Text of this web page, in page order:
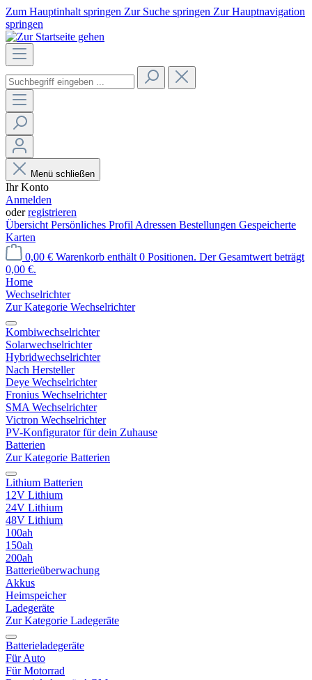
Zum Hauptinhalt springen Zur Suche springen Zur Hauptnavigation
springen
Menü schließen
Ihr Konto
Anmelden
oderregistrieren
Übersicht Persönliches Profil Adressen Bestellungen Gespeicherte
Karten
0,00 € Warenkorb enthält 0 Positionen. Der Gesamtwert beträgt
0,00 €.
Home
Wechselrichter
Zur Kategorie Wechselrichter
Kombiwechselrichter
Solarwechselrichter
Hybridwechselrichter
Nach Hersteller
Deye Wechselrichter
Fronius Wechselrichter
SMA Wechselrichter
Victron Wechselrichter
PV-Konfigurator für dein Zuhause
Batterien
Zur Kategorie Batterien
Lithium Batterien
12V Lithium
24V Lithium
48V Lithium
100ah
150ah
200ah
Batterieüberwachung
Akkus
Heimspeicher
Ladegeräte
Zur Kategorie Ladegeräte
Batterieladegeräte
Für Auto
Für Motorrad